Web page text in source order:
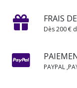
FRAIS
Dès 200 €
PAYPAL